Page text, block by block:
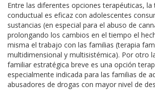
Entre las diferentes opciones terapéuticas,
conductual es eficaz con adolescentes
sustancias (en especial para el abuso de
prolongando los cambios en el tiempo el
misma el trabajo con las familias (terapia
multidimensional y multisistémica). Por otro
familiar estratégica breve es una opción
especialmente indicada para las familias de
abusadores de drogas con mayor nivel de